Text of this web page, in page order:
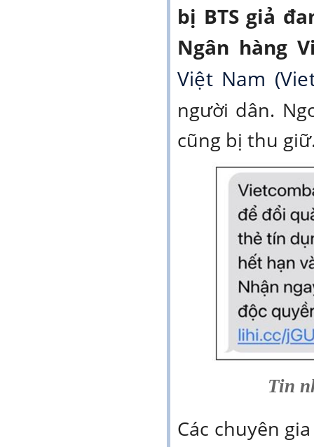
bị BTS giả
Ngân hàng
Việt Nam
người dân.
cũng bị thu
Tin
Các chuyên